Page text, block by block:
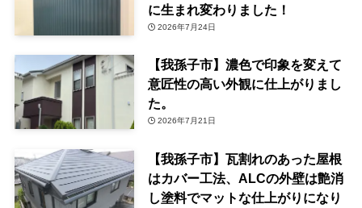
に生まれ変わりました！
2026年7月24日
【我孫子市】濃色で印象を変えて
意匠性の高い外観に仕上がりまし
た。
2026年7月21日
【我孫子市】瓦割れのあった屋根
はカバー工法、ALCの外壁は艶消
し塗料でマットな仕上がりになり